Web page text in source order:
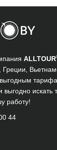
ALLTOUR
Греции,
выгодно
работу!
44